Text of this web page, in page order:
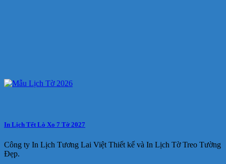
In Lịch Tết Lò Xo 7 Tờ 2027
Công ty In Lịch Tương Lai Việt Thiết kế và In Lịch Tờ Treo Tường
Đẹp.